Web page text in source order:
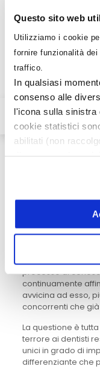
Questo sito web
Utilizziamo i cookie
fornire funzionalità
traffico.
In qualsiasi
consenso alle
l'icona sulla sinistra
cookie statistici
abilitati (non
indirizzo:
Chiudendo questo
ancora più difficile
futuro a
loro di quanto
e dovranno farlo in
orami la regola. Gli
prima, quando
Se quindi si
dinamica e si
processo
diverse velocità
nazionale, non può
nel futuro
E se questo è vero
processi da
che aiuterà a fare
si inizia a
per scontato che
trasformazione
processo di
continuamente
avvicina ad esso,
concorrenti che
La questione è
terrore ai dentisti
unici in grado di
differenziante che